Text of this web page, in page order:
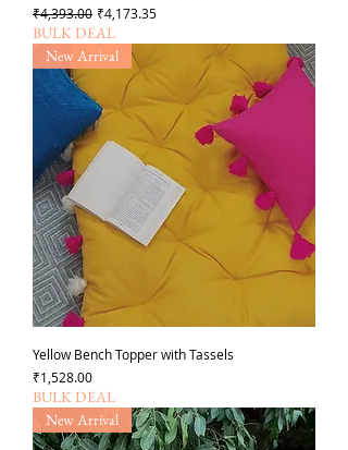
通常価格
₹4,393.00 セール価格
₹4,173.35
BULK DEAL
New Arrival
Yellow Bench Topper with Tassels
価格
₹1,528.00
BULK DEAL
New Arrival